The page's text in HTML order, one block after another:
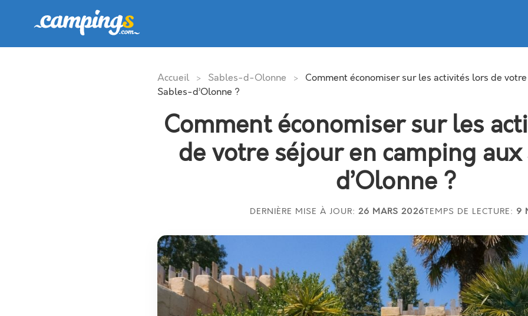
Accueil > Sables-d-Olonne >
Comment économiser sur les activités lors de
Sables-d’Olonne ?
Comment économiser sur les
de votre séjour en camping
d’Olonne ?
DERNIÈRE MISE À JOUR: 26 MARS 2026TEMPS DE LECTURE: 9